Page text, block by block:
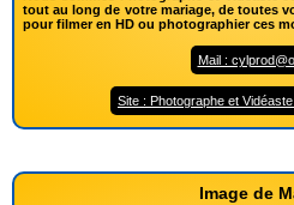
tout au long de votre mariage, de toutes
pour filmer en HD ou photographier ces
Mail :
Site : Photographe et
Image de